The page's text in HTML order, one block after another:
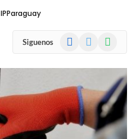
IPParaguay
Siguenos Facebook